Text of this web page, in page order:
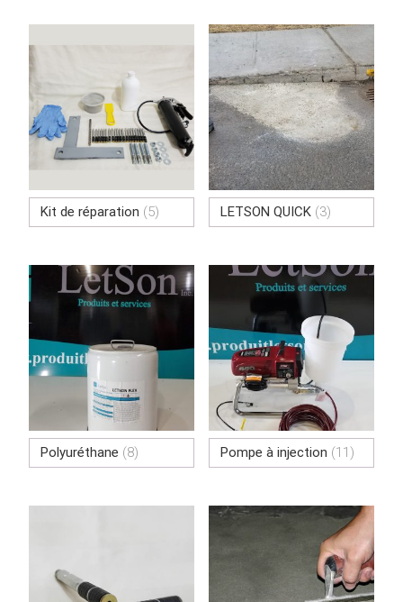
Kit de réparation (5) LETSON QUICK (3)
Polyuréthane (8) Pompe à injection (11)